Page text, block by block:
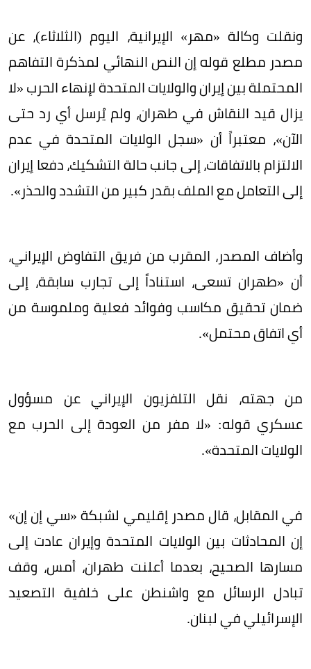
ونقلت وكالة «مهر» الإيرانية، اليوم (الثلاثاء)، عن
مصدر مطلع قوله إن النص النهائي لمذكرة التفاهم
المحتملة بين إيران والولايات المتحدة لإنهاء الحرب «لا
يزال قيد النقاش في طهران، ولم يُرسل أي رد حتى
الآن»، معتبراً أن «سجل الولايات المتحدة في عدم
الالتزام بالاتفاقات، إلى جانب حالة التشكيك، دفعا إيران
إلى التعامل مع الملف بقدر كبير من التشدد والحذر».
وأضاف المصدر، المقرب من فريق التفاوض الإيراني،
أن «طهران تسعى، استناداً إلى تجارب سابقة، إلى
ضمان تحقيق مكاسب وفوائد فعلية وملموسة من
أي اتفاق محتمل».
من جهته، نقل التلفزيون الإيراني عن مسؤول
عسكري قوله: «لا مفر من العودة إلى الحرب مع
الولايات المتحدة».
في المقابل، قال مصدر إقليمي لشبكة «سي إن إن»
إن المحادثات بين الولايات المتحدة وإيران عادت إلى
مسارها الصحيح، بعدما أعلنت طهران، أمس، وقف
تبادل الرسائل مع واشنطن على خلفية التصعيد
الإسرائيلي في لبنان.